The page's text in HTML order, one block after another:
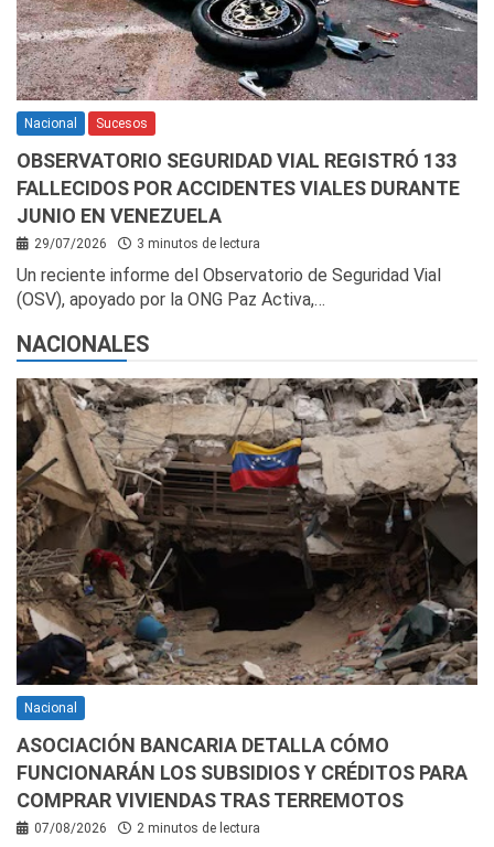
Nacional Sucesos
OBSERVATORIO SEGURIDAD VIAL REGISTRÓ 133
FALLECIDOS POR ACCIDENTES VIALES DURANTE
JUNIO EN VENEZUELA
29/07/2026 3 minutos de lectura
Un reciente informe del Observatorio de Seguridad Vial
(OSV), apoyado por la ONG Paz Activa,…
NACIONALES
Nacional
ASOCIACIÓN BANCARIA DETALLA CÓMO
FUNCIONARÁN LOS SUBSIDIOS Y CRÉDITOS PARA
COMPRAR VIVIENDAS TRAS TERREMOTOS
07/08/2026 2 minutos de lectura